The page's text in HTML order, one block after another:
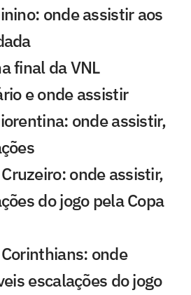
onde assistir aos
final da VNL
e onde assistir
onde assistir,
onde assistir,
do jogo pela Copa
onde
escalações do jogo